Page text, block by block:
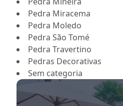
Pedra Miracema
Pedra Moledo
Pedra São Tomé
Pedra Travertino
Pedras Decorativas
Sem categoria